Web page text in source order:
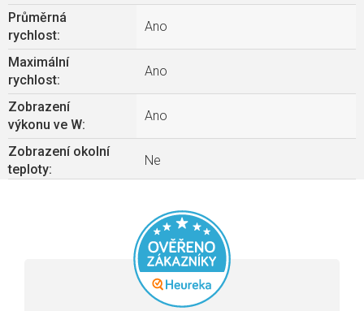
Průměrná
rychlost:
Ano
Maximální
rychlost:
Ano
Zobrazení
výkonu ve W:
Ano
Zobrazení okolní
teploty:
Ne